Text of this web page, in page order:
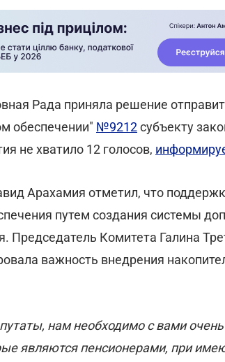
Рада приняла решение
обеспечении" №9212субъекту
не хватило 12 голосов,
Арахамия отметил, что
путем создания системы
Председатель Комитета Галина
важность внедрения
нам необходимо с вами очень
являются пенсионерами, при